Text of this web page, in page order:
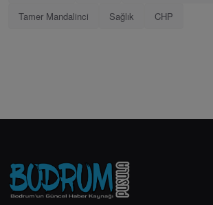
Tamer Mandalinci
Sağlık CHP